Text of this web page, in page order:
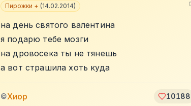
Пирожки + (14.02.2014)
на день святого валентина
я подарю тебе мозги
на дровосека ты не тянешь
а вот страшила хоть куда
©Хиор 10188